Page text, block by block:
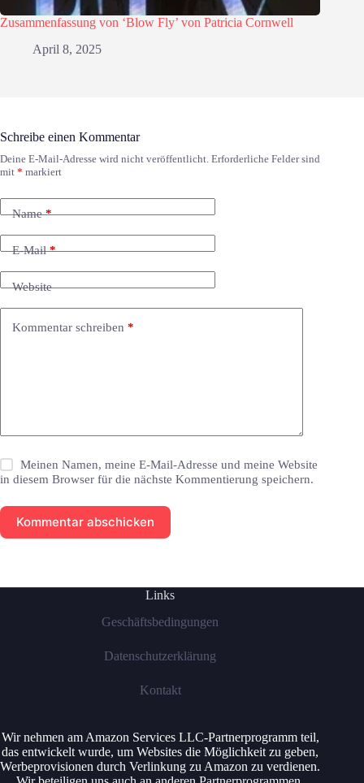
Zusammenfassung von ‘Blow Fly’ von Patricia Cornwell
April 8, 2025
Schreibe einen Kommentar
Deine E-Mail-Adresse wird nicht veröffentlicht. Erforderliche Felder sind
mit * markiert
Name*
E-Mail*
Website
Kommentar schreiben *
Meinen Namen, meine E-Mail-Adresse und meine Website
in diesem Browser für die nächste Kommentierung speichern.
Kommentar abschicken
Links
Geschäftsbedingungen
Datenschutzerklärung
Kontakt
Wir nehmen am Amazon Services LLC-Partnerprogramm teil,
das entwickelt wurde, um Websites die Möglichkeit zu geben,
Werbeprovisionen durch Verlinkung zu Amazon zu verdienen.